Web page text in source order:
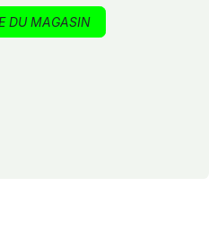
DU MAGASIN